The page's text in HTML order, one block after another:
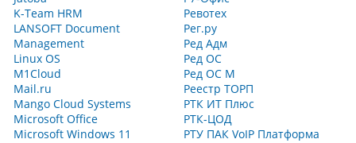
K-Team HRM
LANSOFT Document
Management
Linux OS
M1Cloud
Mail.ru
Mango Cloud Systems
Microsoft Office
Microsoft Windows 11
Ревотех
Рег.ру
Ред Адм
Ред ОС
Ред ОС М
Реестр ТОРП
РТК ИТ Плюс
РТК-ЦОД
РТУ ПАК VoIP Платформа